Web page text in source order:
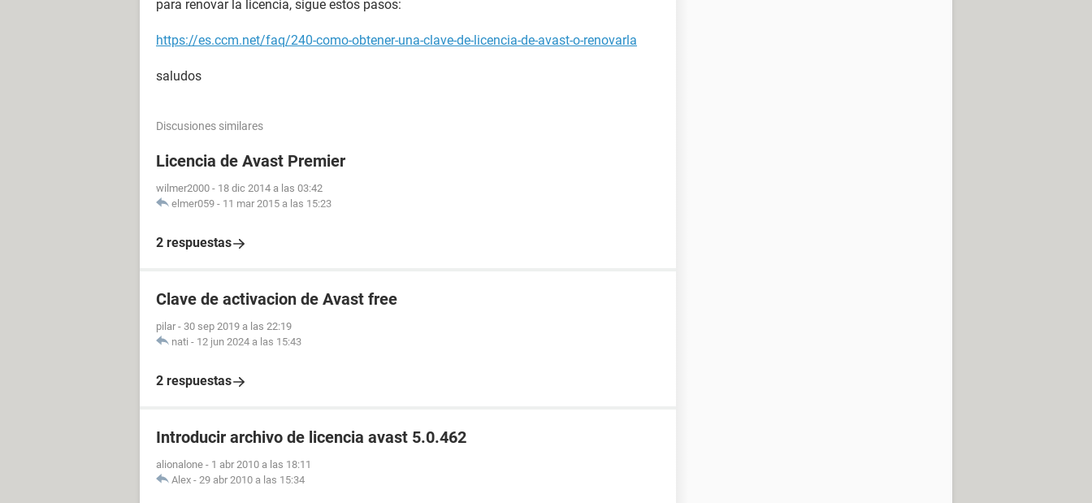
para renovar la licencia, sigue estos pasos:
https://es.ccm.net/faq/240-como-obtener-una-clave-de-licencia-de-avast-o-renovarla
saludos
Discusiones similares
Licencia de Avast Premier
wilmer2000 - 18 dic 2014 a las 03:42
elmer059 - 11 mar 2015 a las 15:23
2 respuestas
Clave de activacion de Avast free
pilar - 30 sep 2019 a las 22:19
nati - 12 jun 2024 a las 15:43
2 respuestas
Introducir archivo de licencia avast 5.0.462
alionalone - 1 abr 2010 a las 18:11
Alex - 29 abr 2010 a las 15:34